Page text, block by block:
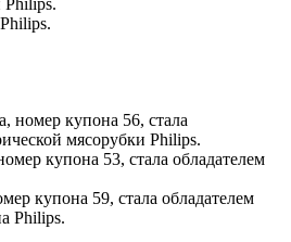
номер купона 56, стала
мясорубки Philips.
купона 53, стала обладателем
купона 59, стала обладателем
Philips.